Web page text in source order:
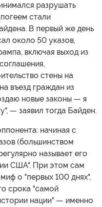
разрушать
стали
В первый же день
около 50 указов,
включая выход из
стены на
въезд граждан из
новые законы — я
— заявил тогда Байден.
начиная с
(большинством
называет его
США". При этом сам
о "первых 100 днях",
срока "самой
нации" — именно